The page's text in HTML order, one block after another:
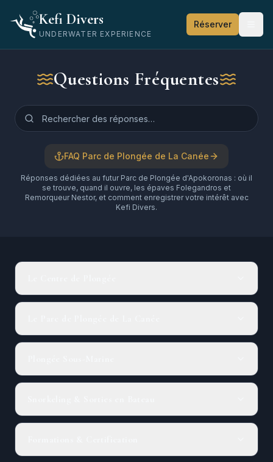
Kefi Divers
UNDERWATER EXPERIENCE
Réserver
Questions Fréquentes
FAQ Parc de Plongée de La Canée
Réponses dédiées au futur Parc de Plongée d'Apokoronas : où il
se trouve, quand il ouvre, les épaves Folegandros et
Remorqueur Nestor, et comment enregistrer votre intérêt avec
Kefi Divers.